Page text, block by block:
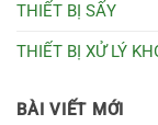
THIẾT BỊ SẤY
THIẾT BỊ XỬ LÝ
BÀI VIẾT MỚI